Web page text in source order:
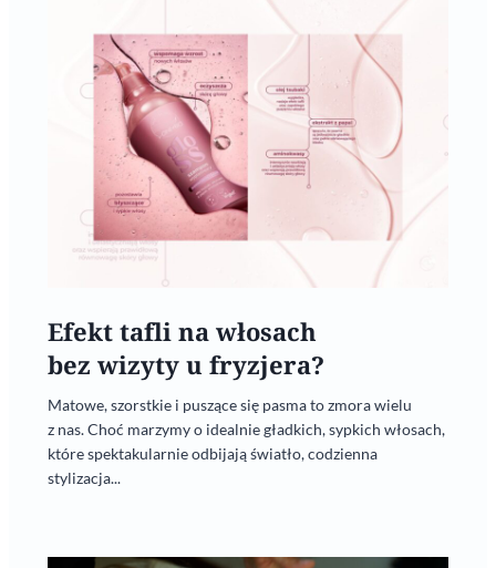
Efekt tafli na włosach
bez wizyty u fryzjera?
Matowe, szorstkie i puszące się pasma to zmora wielu
z nas. Choć marzymy o idealnie gładkich, sypkich włosach,
które spektakularnie odbijają światło, codzienna
stylizacja...